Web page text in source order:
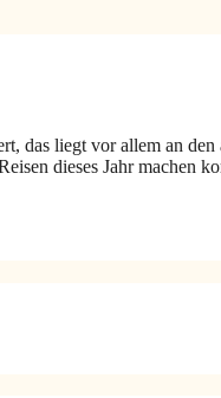
das liegt vor allem an
dieses Jahr machen